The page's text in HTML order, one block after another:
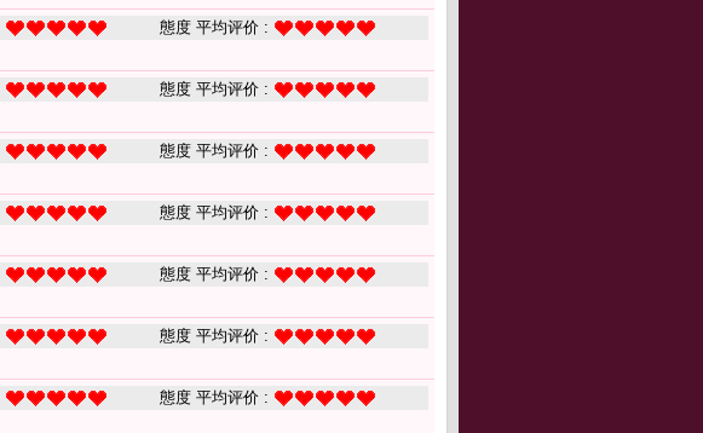
態度 平均评价 :
態度 平均评价 :
態度 平均评价 :
態度 平均评价 :
態度 平均评价 :
態度 平均评价 :
態度 平均评价 :